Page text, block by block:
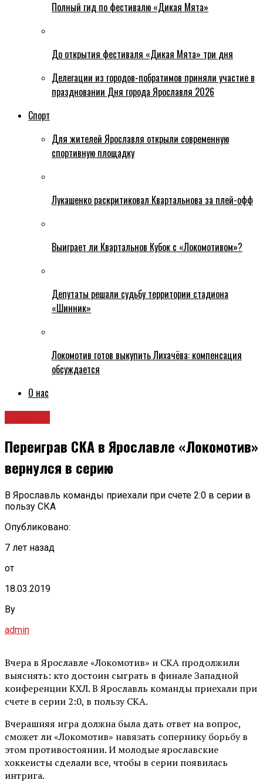
Полный гид по фестивалю «Дикая Мята»
До открытия фестиваля «Дикая Мята» три дня
Делегации из городов-побратимов приняли участие в
праздновании Дня города Ярославля 2026
Спорт
Для жителей Ярославля открыли современную
спортивную площадку
Лукашенко раскритиковал Квартальнова за плей-офф
Выиграет ли Квартальнов Кубок с «Локомотивом»?
Депутаты решали судьбу территории стадиона
«Шинник»
Локомотив готов выкупить Лихачёва: компенсация
обсуждается
О нас
Переиграв СКА в Ярославле «Локомотив»
вернулся в серию
В Ярославль команды приехали при счете 2:0 в серии в
пользу СКА
Опубликовано:
7 лет назад
от
18.03.2019
By
admin
Вчера в Ярославле «Локомотив» и СКА продолжили
выяснять: кто достоин сыграть в финале Западной
конференции КХЛ. В Ярославль команды приехали при
счете в серии 2:0, в пользу СКА.
Вчерашняя игра должна была дать ответ на вопрос,
сможет ли «Локомотив» навязать сопернику борьбу в
этом противостоянии. И молодые ярославские
хоккеисты сделали все, чтобы в серии появилась
интрига.